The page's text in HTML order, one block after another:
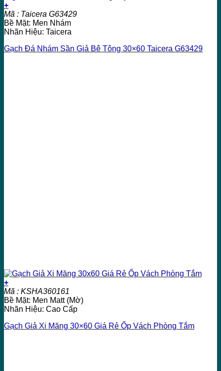
+
Mã : Taicera G63429
Bề Mặt: Men Nhám
Nhãn Hiệu: Taicera
Gạch Đá Nhám Sần Giả Bê Tông 30×60 Taicera G63429
+
Mã : KSHA360161
Bề Mặt: Men Matt (Mờ)
Nhãn Hiệu: Cao Cấp
Gạch Giả Xi Măng 30×60 Giá Rẻ Ốp Vách Phòng Tắm